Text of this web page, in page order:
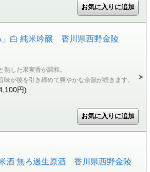
」白 純米吟醸 香川県西野金陵
した果実香が調和。
味が後を引き締めて爽やかな余韻が続きます。
円)
酒 無ろ過生原酒 香川県西野金陵